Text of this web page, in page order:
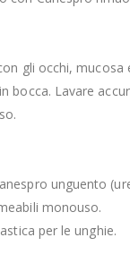
gli occhi, mucosa
bocca. Lavare
unguento
monouso.
per le unghie.